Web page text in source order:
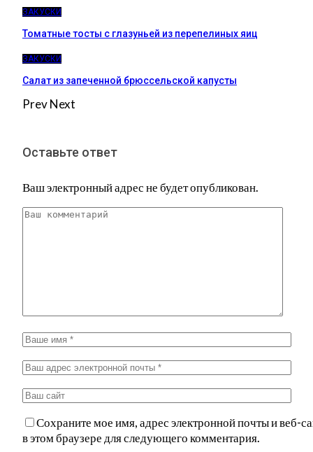
ЗАКУСКИ
Томатные тосты с глазуньей из перепелиных яиц
ЗАКУСКИ
Салат из запеченной брюссельской капусты
PrevNext
Оставьте ответ
Ваш электронный адрес не будет опубликован.
Сохраните мое имя, адрес электронной почты и веб-
в этом браузере для следующего комментария.